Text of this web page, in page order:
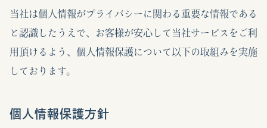
当社は個人情報がプライバシーに関わる重要な情報である
と認識したうえで、お客様が安心して当社サービスをご利
用頂けるよう、個人情報保護について以下の取組みを実施
しております。
個人情報保護方針